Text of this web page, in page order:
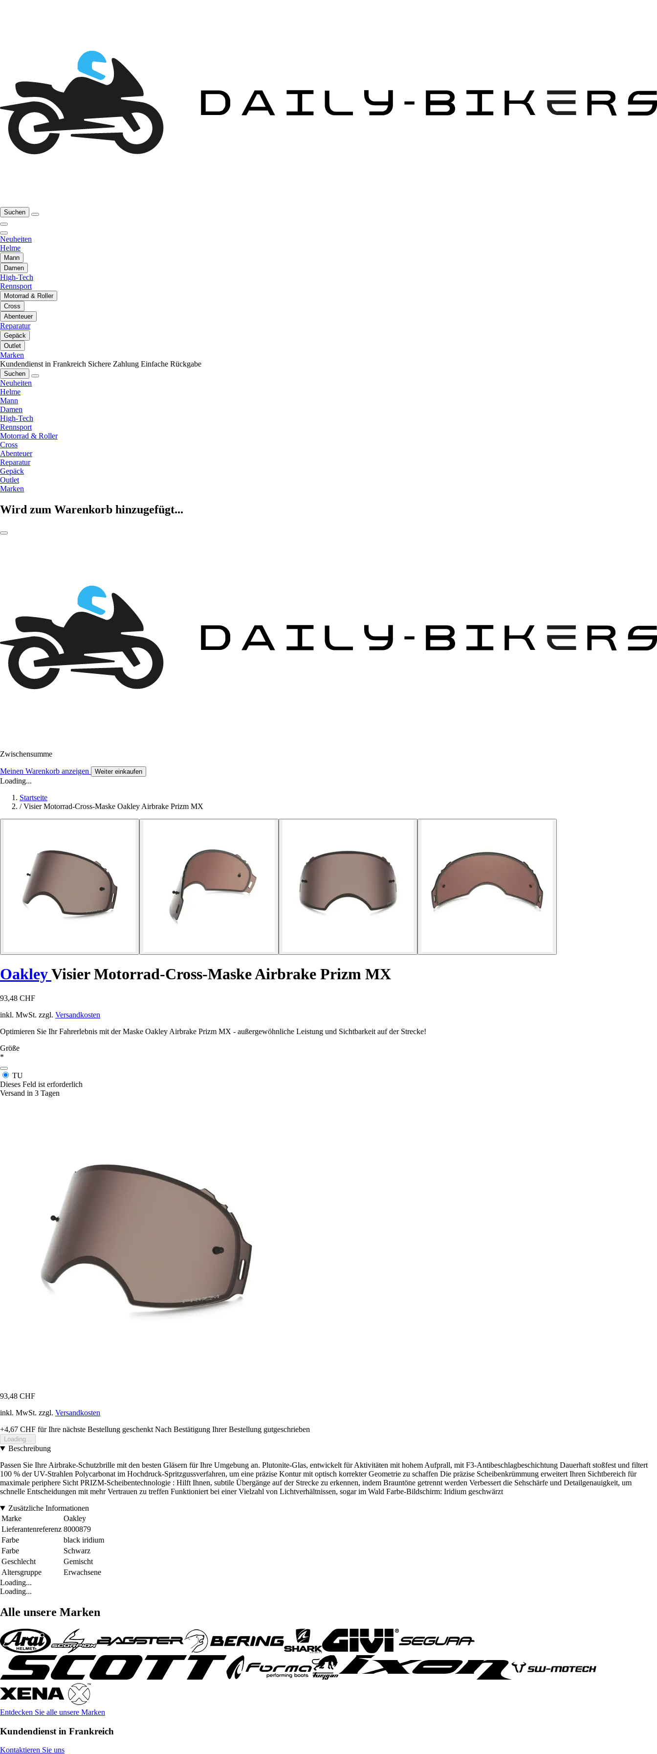
Suchen
Neuheiten
Helme
Mann
Damen
High-Tech
Rennsport
Motorrad & Roller
Cross
Abenteuer
Reparatur
Gepäck
Outlet
Marken
Kundendienst in Frankreich Sichere Zahlung Einfache Rückgabe
Suchen
Neuheiten
Helme
Mann
Damen
High-Tech
Rennsport
Motorrad & Roller
Cross
Abenteuer
Reparatur
Gepäck
Outlet
Marken
Wird zum Warenkorb hinzugefügt...
Zwischensumme
Meinen Warenkorb anzeigen Weiter einkaufen
Loading...
Startseite
/ Visier Motorrad-Cross-Maske Oakley Airbrake Prizm MX
OakleyVisier Motorrad-Cross-Maske Airbrake Prizm MX
93,48 CHF
inkl. MwSt. zzgl. Versandkosten
Optimieren Sie Ihr Fahrerlebnis mit der Maske Oakley Airbrake Prizm MX - außergewöhnliche Leistung und Sichtbarkeit auf der Strecke!
Größe
*
TU
Dieses Feld ist erforderlich
Versand in 3 Tagen
93,48 CHF
inkl. MwSt. zzgl. Versandkosten
+4,67 CHF für Ihre nächste Bestellung geschenkt Nach Bestätigung Ihrer Bestellung gutgeschrieben
Loading...
Beschreibung
Passen Sie Ihre Airbrake-Schutzbrille mit den besten Gläsern für Ihre Umgebung an. Plutonite-Glas, entwickelt für Aktivitäten mit hohem Aufprall, mit F3-Antibeschlagbeschichtung Dauerhaft stoßfest und filtert
100 % der UV-Strahlen Polycarbonat im Hochdruck-Spritzgussverfahren, um eine präzise Kontur mit optisch korrekter Geometrie zu schaffen Die präzise Scheibenkrümmung erweitert Ihren Sichtbereich für
maximale periphere Sicht PRIZM-Scheibentechnologie : Hilft Ihnen, subtile Übergänge auf der Strecke zu erkennen, indem Brauntöne getrennt werden Verbessert die Sehschärfe und Detailgenauigkeit, um
schnelle Entscheidungen mit mehr Vertrauen zu treffen Funktioniert bei einer Vielzahl von Lichtverhältnissen, sogar im Wald Farbe-Bildschirm: Iridium geschwärzt
Zusätzliche Informationen
Marke
Oakley
Lieferantenreferenz 8000879
Farbe
black iridium
Farbe
Schwarz
Geschlecht
Gemischt
Altersgruppe
Erwachsene
Loading...
Loading...
Alle unsere Marken
Entdecken Sie alle unsere Marken
Kundendienst in Frankreich
Kontaktieren Sie uns